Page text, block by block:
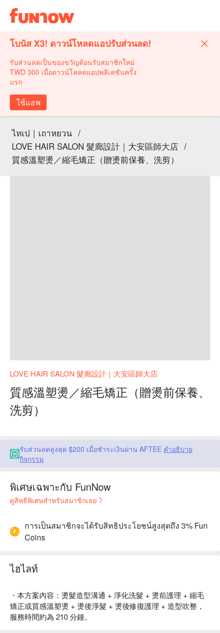
โบนัส X3! ดาวน์โหลดแอปรับส่วนลด!
รับส่วนลดเป็นของขวัญต้อนรับสมาชิกใหม่
TWD 300 เมื่อดาวน์โหลดแอปพลิเคชันครั้ง
แรก
ใช้แอพ
ไทเป｜เถาหยวน /
LOVE HAIR SALON 髮廊設計｜大安區師大店 /
質感溫塑燙／縮毛矯正（贈燙前保養、洗剪）
LOVE HAIR SALON 髮廊設計｜大安區師大店
質感溫塑燙／縮毛矯正（贈燙前保養、
洗剪）
รับส่วนลดสูงสุด $200 เมื่อชำระเงินผ่าน AFTEE คำอธิบาย
กิจกรรม
พิเศษเฉพาะกับ FunNow
ดูสิทธิพิเศษสำหรับสมาชิกเลย
การเป็นสมาชิกจะได้รับสิทธิประโยชน์สูงสุดถึง 3% Fun
Coins
ไฮไลท์
・本方案內容：燙髮造型溝通 + 淨化洗髮 + 燙前護理 + 縮毛
矯正或質感溫塑燙 + 燙後淨髮 + 燙後修復護理 + 造型吹整，
服務時間約為 210 分鐘。